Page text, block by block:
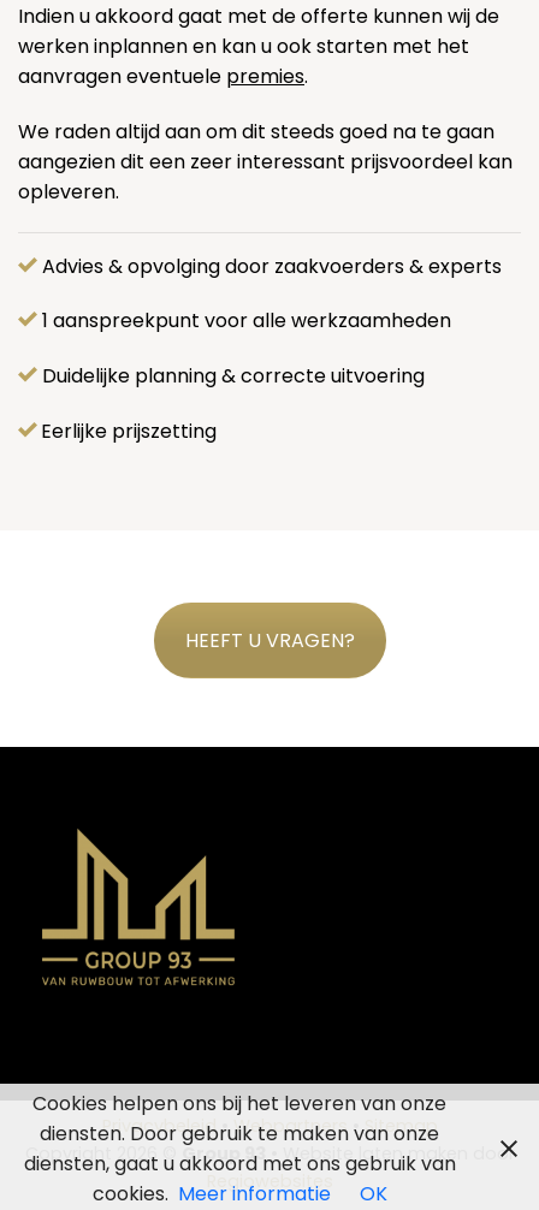
Indien u akkoord gaat met de offerte kunnen wij de
werken inplannen en kan u ook starten met het
aanvragen eventuele premies.
We raden altijd aan om dit steeds goed na te gaan
aangezien dit een zeer interessant prijsvoordeel kan
opleveren.
Advies & opvolging door zaakvoerders & experts
1 aanspreekpunt voor alle werkzaamheden
Duidelijke planning & correcte uitvoering
Eerlijke prijszetting
HEEFT U VRAGEN?
Privacybeleid•Webpartners•Sitemap
Copyright 2026 ©
Group 93
• Website laten maken door
Regiowebsites
Cookies helpen ons bij het leveren van onze
diensten. Door gebruik te maken van onze
diensten, gaat u akkoord met ons gebruik van
cookies. Meer informatie OK